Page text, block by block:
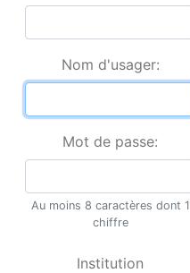
Nom d'usager:
Mot de passe:
Au moins 8 caractères dont 1
chiffre
Institution